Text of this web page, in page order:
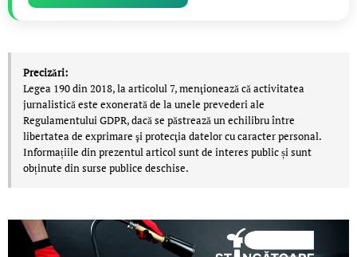
Precizări:
Legea 190 din 2018, la articolul 7, menţionează că activitatea
jurnalistică este exonerată de la unele prevederi ale
Regulamentului GDPR, dacă se păstrează un echilibru între
libertatea de exprimare şi protecţia datelor cu caracter personal.
Informațiile din prezentul articol sunt de interes public și sunt
obținute din surse publice deschise.